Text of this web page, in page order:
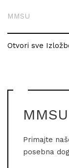
MMSU
Otvori sve
Primajte
posebna